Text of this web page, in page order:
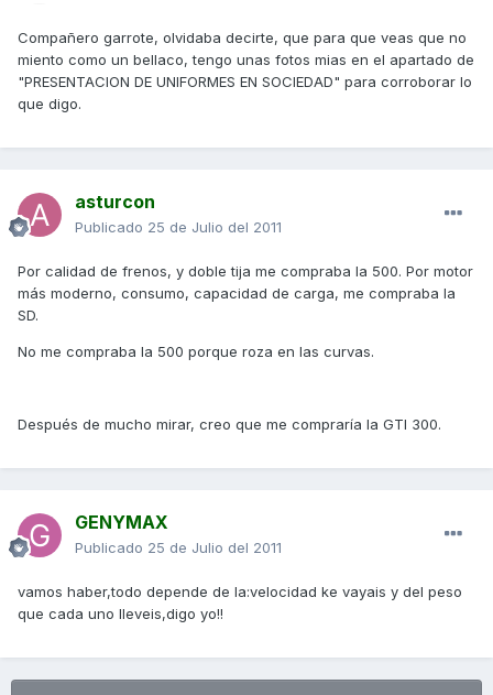
Compañero garrote, olvidaba decirte, que para que veas que no
miento como un bellaco, tengo unas fotos mias en el apartado de
"PRESENTACION DE UNIFORMES EN SOCIEDAD" para corroborar lo
que digo.
asturcon
Publicado 25 de Julio del 2011
Por calidad de frenos, y doble tija me compraba la 500. Por motor
más moderno, consumo, capacidad de carga, me compraba la
SD.
No me compraba la 500 porque roza en las curvas.
Después de mucho mirar, creo que me compraría la GTI 300.
GENYMAX
Publicado 25 de Julio del 2011
vamos haber,todo depende de la:velocidad ke vayais y del peso
que cada uno lleveis,digo yo!!